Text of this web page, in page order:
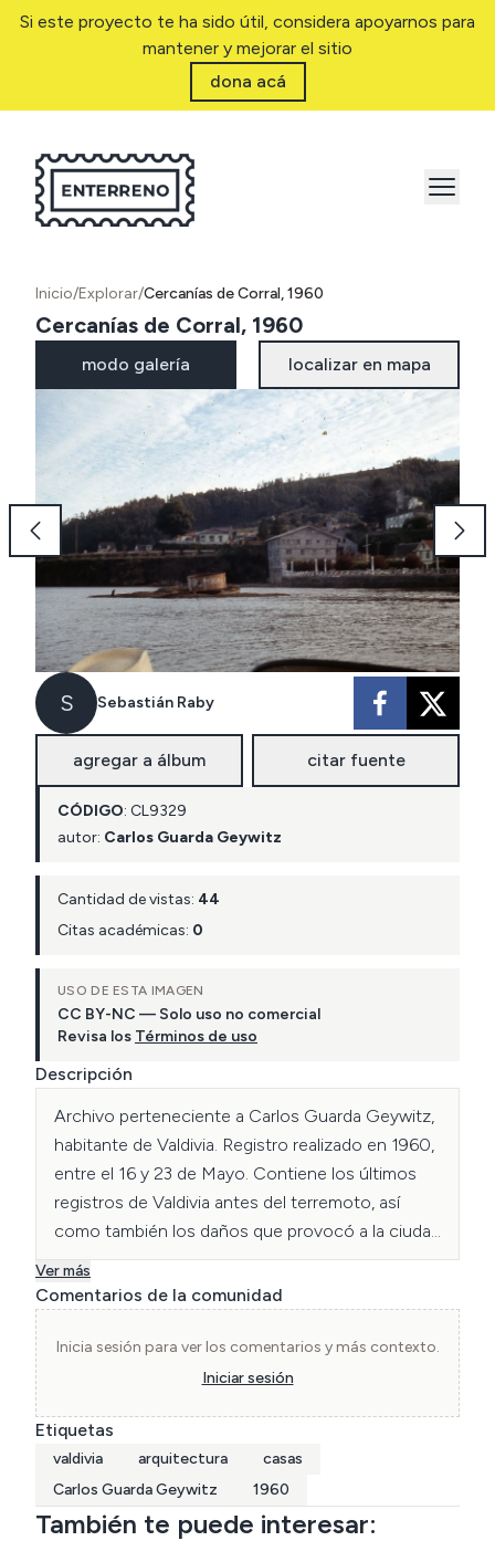
Si este proyecto te ha sido útil, considera apoyarnos para
mantener y mejorar el sitio
dona acá
Inicio/Explorar/Cercanías de Corral, 1960
Cercanías de Corral, 1960
modo galería localizar en mapa
S Sebastián Raby
agregar a álbum citar fuente
CÓDIGO: CL9329
autor: Carlos Guarda Geywitz
Cantidad de vistas: 44
Citas académicas: 0
USO DE ESTA IMAGEN
CC BY-NC — Solo uso no comercial
Revisa los Términos de uso
Descripción
Archivo perteneciente a Carlos Guarda Geywitz,
habitante de Valdivia. Registro realizado en 1960,
entre el 16 y 23 de Mayo. Contiene los últimos
registros de Valdivia antes del terremoto, así
como también los daños que provocó a la ciudad
y sus alrededores.
Ver más
Comentarios de la comunidad
Inicia sesión para ver los comentarios y más contexto.
Iniciar sesión
Etiquetas
valdivia arquitectura
casas
Carlos Guarda Geywitz
1960
También te puede interesar: